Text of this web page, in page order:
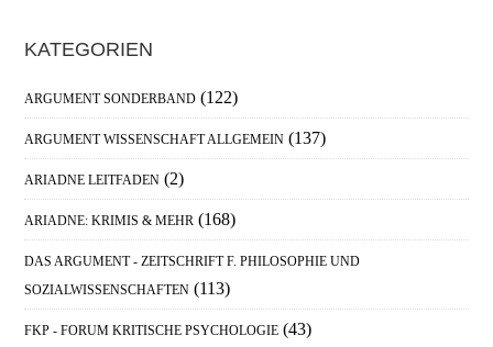
Haupt-
Sidebar
KATEGORIEN
ARGUMENT SONDERBAND (122)
ARGUMENT WISSENSCHAFT ALLGEMEIN (137)
ARIADNE LEITFADEN (2)
ARIADNE: KRIMIS & MEHR (168)
DAS ARGUMENT - ZEITSCHRIFT F. PHILOSOPHIE UND
SOZIALWISSENSCHAFTEN (113)
FKP - FORUM KRITISCHE PSYCHOLOGIE (43)